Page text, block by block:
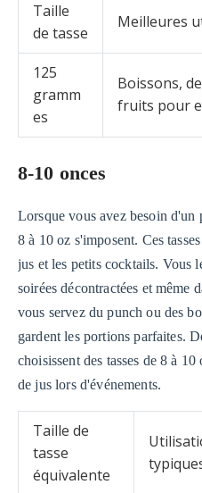
Taille
de tasse
Meilleures
125
gramm
es
Boissons,
fruits pour
8-10 onces
Lorsque vous avez besoin d'un
8 à 10 oz s'imposent. Ces
jus et les petits cocktails. Vous
soirées décontractées et même
vous servez du punch ou des
gardent les portions parfaites.
choisissent des tasses de 8 à
de jus lors d'événements.
Taille de
tasse
équivalente